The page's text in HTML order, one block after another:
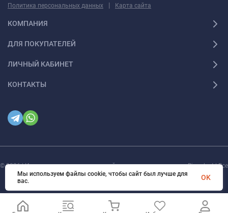
Политика персональных данных | Карта сайта
КОМПАНИЯ
ДЛЯ ПОКУПАТЕЛЕЙ
ЛИЧНЫЙ КАБИНЕТ
КОНТАКТЫ
© 2026 | Интернет магазин инженерной сантехники и электрики Rigaplast | Все
права защищены
Мы используем файлы cookie, чтобы сайт был лучше для
вас.
OK